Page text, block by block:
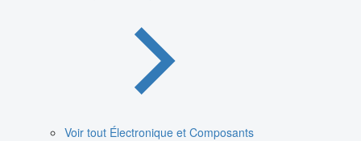
Voir tout Électronique et Composants